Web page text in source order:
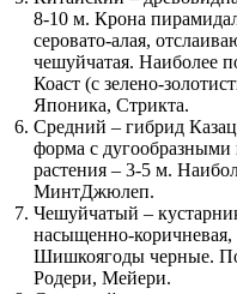
8-10 м. Крона
серовато-алая,
чешуйчатая. Наиболее
Коаст (с зелено-
Японика, Стрикта.
Средний – гибрид
форма с дугообразными
растения – 3-5 м.
МинтДжюлеп.
Чешуйчатый –
насыщенно-коричневая,
Шишкоягоды черные.
Родери, Мейери.